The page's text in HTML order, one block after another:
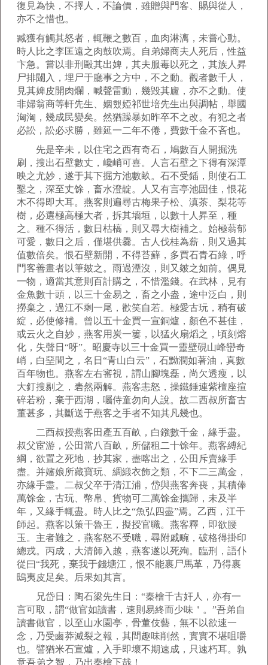
復見為快，不擇人，不論價，雖贈與門客、賜與從人，
亦不之惜也。
臧獲有觸其怒者，輒鞭之數百，血肉淋漓，未嘗心動。
時人比之李匡遠之肉鼓吹焉。自弟婦商夫人死后，性益
卞急。嘗以非刑毆其出婢，其夫服毒以死之，其族人昇
尸排闥入，埋尸于廳事之方中，不之動。觀者數千人，
見其婢皮開肉爛，喊聲雷動，幾毀其廬，亦不之動。使
非婦翁商等軒先生、姻했婭祁世培先生出與調帖，舉國
洶洶，幾成民變矣。然猶躁暴如昨卒不之改。有犯之者
必訟，訟必求勝，雖延一二年不倦，費數千金不吝也。
先是辛未，以住宅之西有奇石，鳩數百人開掘洗
刷，搜出石壁數丈，巉峭可喜。人言石壁之下得有深潭
映之尤妙，遂于其下掘方池數畝。石不受鍤，則使石工
鑿之，深至丈馀，畜水澄靛。人又有言亭池固佳，恨花
木不得即大耳。燕客則遍尋古梅果子松、滇茶、梨花等
樹，必選極高極大者，拆其墻垣，以數十人昇至，種
之。種不得活，數日枯槁，則又尋大樹補之。始極蓊郁
可愛，數日之后，僅堪供爨。古人伐桂為薪，則又過其
值數倍矣。恨石壁新開，不得苔蘚，多買石青石綠，呼
門客善畫者以筆皴之。雨過湮沒，則又皴之如前。偶見
一物，適當其意則百計購之，不惜濫錢。在武林，見有
金魚數十頭，以三十金易之，畜之小盎，途中泛白，則
撈棄之，過江不剩一尾，歡笑自若。極愛古玩，稍有破
綻，必使修補。曾以五十金買一宣銅爐，顏色不甚佳，
或云火之自妙，燕客用炭一簍，以猛火扇熖之，頃刻熔
化，失聲日“呀”。昭慶寺以三十金買一靈壁硯山峰巒奇
峭，白堊間之，名日“青山白云”，石黝潤如著油，真數
百年物也。燕客左右審視，謂山腳塊磊，尚欠透瘦，以
大釘搜剔之，砉然兩解。燕客恚怒，操鐵錘連紫檀座揎
碎若粉，棄于西湖，囑侍童勿向人說。故二西叔所畜古
董甚多，其斷送于燕客之手者不知其凡幾也。
二酉叔授燕客田產五百畝，白鏹數千金，緣手盡。
叔父宦游，公田當八百畝，所儲租二十馀年。燕客縛紀
綱，欲置之死地，抄其家，盡喀出之，公田斥賣緣手
盡。并嬸娘所藏寶玩、綢緞衣飾之類，不下二三萬金，
亦緣手盡。二叔父卒于清江浦，岱與燕客奔喪，其積俸
萬馀金，古玩、幣帛、貨物可二萬馀金攜歸，未及半
年，又緣手輒盡。時人比之“魚弘四盡”焉。乙西，江干
師起。燕客以策干魯王，擬授官職。燕客釋，即欲腰
玉。主者難之，燕客怒不受職，尋附戚畹，破格得掛印
總戎。丙成，大清師入越，燕客遂以死殉。臨刑，語仆
從曰“我死，棄我于錢塘江，恨不能裹尸馬革，乃得裹
鴟夷皮足矣。后果如其言。
兄岱日：陶石梁先生日：“秦檜千古奸人，亦有一
言可取，謂“做官如讀書，速則易終而少味＇。”吾弟自
讀書做官，以至山水園亭，骨董伎藝，無不以欲速一
念，乃受鹵莽滅裂之報，其間趣味削然，實實不堪咀嚼
也。譬猶米石宣爐，入手即壞不期速成，只速朽耳。孰
意吾弟之智，乃出秦檜下哉！